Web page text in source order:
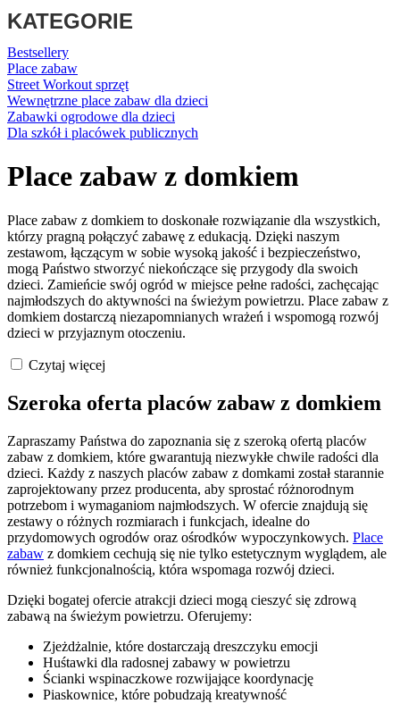
KATEGORIE
Bestsellery
Place zabaw
Street Workout sprzęt
Wewnętrzne place zabaw dla dzieci
Zabawki ogrodowe dla dzieci
Dla szkół i placówek publicznych
Place zabaw z domkiem
Place zabaw z domkiem to doskonałe rozwiązanie dla wszystkich,
którzy pragną połączyć zabawę z edukacją. Dzięki naszym
zestawom, łączącym w sobie wysoką jakość i bezpieczeństwo,
mogą Państwo stworzyć niekończące się przygody dla swoich
dzieci. Zamieńcie swój ogród w miejsce pełne radości, zachęcając
najmłodszych do aktywności na świeżym powietrzu. Place zabaw z
domkiem dostarczą niezapomnianych wrażeń i wspomogą rozwój
dzieci w przyjaznym otoczeniu.
Czytaj więcej
Szeroka oferta placów zabaw z domkiem
Zapraszamy Państwa do zapoznania się z szeroką ofertą placów
zabaw z domkiem, które gwarantują niezwykłe chwile radości dla
dzieci. Każdy z naszych placów zabaw z domkami został starannie
zaprojektowany przez producenta, aby sprostać różnorodnym
potrzebom i wymaganiom najmłodszych. W ofercie znajdują się
zestawy o różnych rozmiarach i funkcjach, idealne do
przydomowych ogrodów oraz ośrodków wypoczynkowych. Place
zabaw z domkiem cechują się nie tylko estetycznym wyglądem, ale
również funkcjonalnością, która wspomaga rozwój dzieci.
Dzięki bogatej ofercie atrakcji dzieci mogą cieszyć się zdrową
zabawą na świeżym powietrzu. Oferujemy:
Zjeżdżalnie, które dostarczają dreszczyku emocji
Huśtawki dla radosnej zabawy w powietrzu
Ścianki wspinaczkowe rozwijające koordynację
Piaskownice, które pobudzają kreatywność